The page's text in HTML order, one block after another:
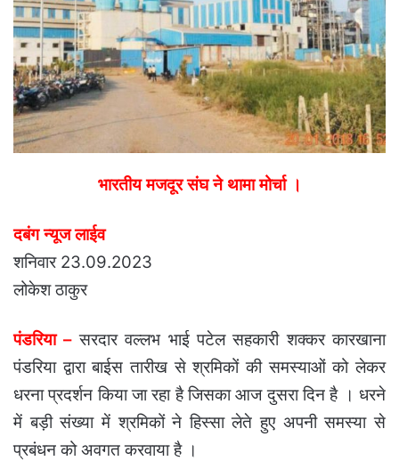
भारतीय मजदूर संघ ने थामा मोर्चा ।
दबंग न्यूज लाईव
शनिवार 23.09.2023
लोकेश ठाकुर
पंडरिया – सरदार वल्लभ भाई पटेल सहकारी शक्कर कारखाना
पंडरिया द्वारा बाईस तारीख से श्रमिकों की समस्याओं को लेकर
धरना प्रदर्शन किया जा रहा है जिसका आज दुसरा दिन है । धरने
में बड़ी संख्या में श्रमिकों ने हिस्सा लेते हुए अपनी समस्या से
प्रबंधन को अवगत करवाया है ।